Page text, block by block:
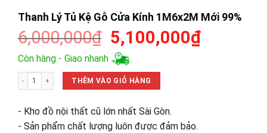
Thanh Lý Tủ Kệ Gỗ Cửa Kính 1M6x2M Mới 99%
6,000,000₫ Giá
gốc
là:
6,000,000₫.
5,100,000₫Giá
Còn hàng - Giao nhanh
Thanh Lý Tủ Kệ Gỗ Cửa Kính 1M6x2M Mới 99% số lượng
THÊM VÀO GIỎ HÀNG
- Kho đồ nội thất cũ lớn nhất Sài Gòn.
- Sản phẩm chất lượng luôn được đảm bảo.